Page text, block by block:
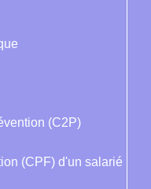
(C2P)
(CPF) d'un salarié